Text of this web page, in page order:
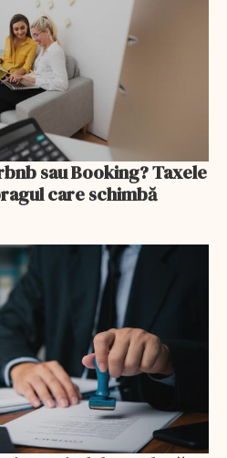
sau Booking? Taxele
care schimbă